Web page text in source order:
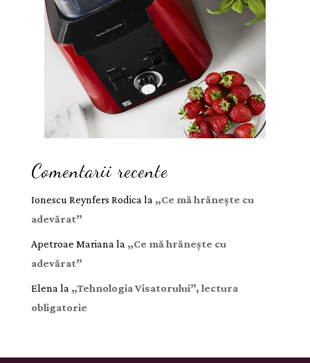
Comentarii recente
Ionescu Reynfers Rodica la „Ce mă hrănește cu
adevărat”
Apetroae Mariana la „Ce mă hrănește cu
adevărat”
Elena la „Tehnologia Visatorului”, lectura
obligatorie